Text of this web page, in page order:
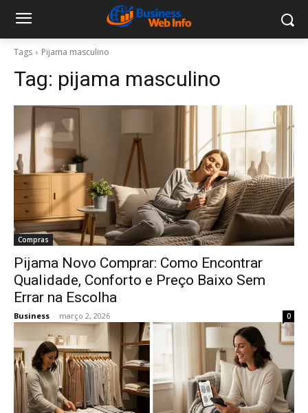
Tags Pijama masculino
Tag: pijama masculino
Compras
Pijama Novo Comprar: Como Encontrar
Qualidade, Conforto e Preço Baixo Sem
Errar na Escolha
Business - março 2, 2026 0